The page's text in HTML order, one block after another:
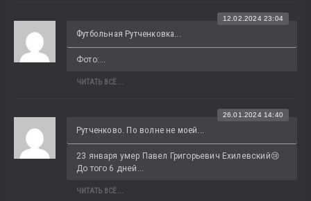
Футбольная Рутченковка...
12.02.2024 23:04
Фото:...
ЧИТАТЬ ВСЁ...
Рутченково. По волне не моей...
26.01.2024 14:40
23 января умер Павел Григорьевич Ехилевский😢
До того 6 дней...
ЧИТАТЬ ВСЁ...